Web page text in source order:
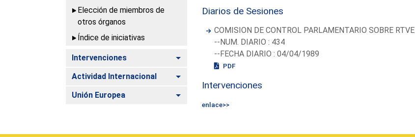
Elección de miembros de
otros órganos
Índice de iniciativas
Intervenciones Alternar
Actividad Internacional Alternar
Unión Europea Alternar
Diarios de Sesiones
COMISION DE CONTROL PARLAMENTARIO SOBRE RTVE
--NUM. DIARIO : 434
--FECHA DIARIO : 04/04/1989
PDF
Intervenciones
enlace>>